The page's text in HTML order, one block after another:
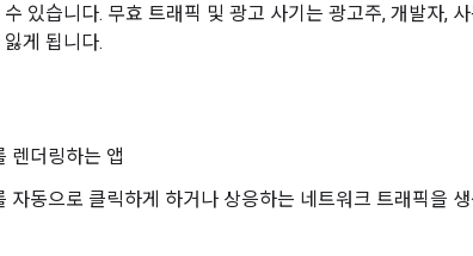
수 있습니다. 무효 트래픽 및 광고 사기는 광고주, 개발자,
잃게 됩니다.
렌더링하는 앱
자동으로 클릭하게 하거나 상응하는 네트워크 트래픽을